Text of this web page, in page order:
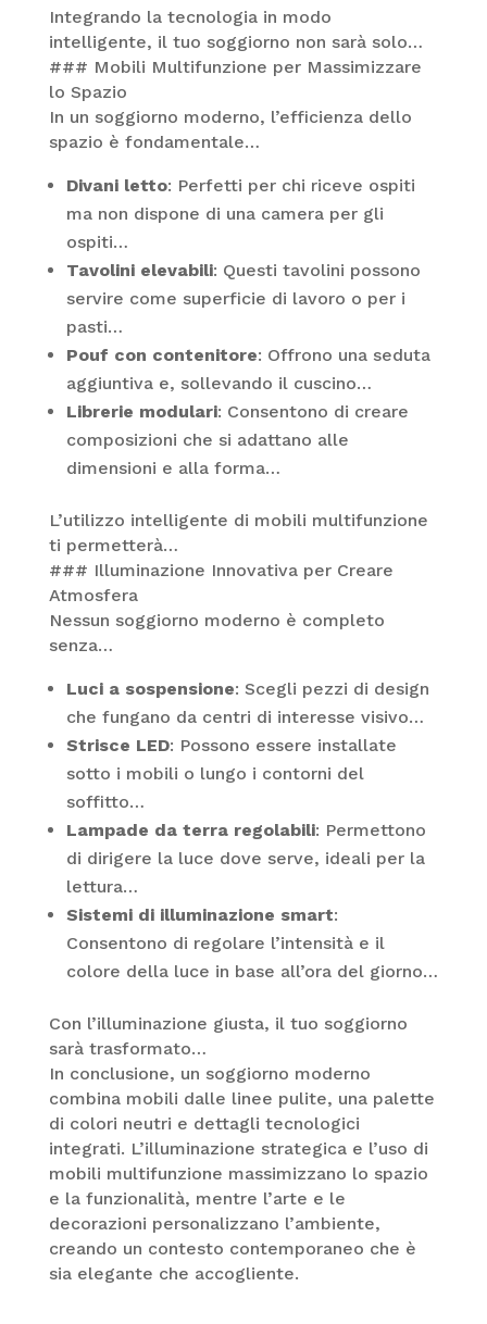
Integrando la tecnologia in modo
intelligente, il tuo soggiorno non sarà solo…
### Mobili Multifunzione per Massimizzare
lo Spazio
In un soggiorno moderno, l’efficienza dello
spazio è fondamentale…
Divani letto: Perfetti per chi riceve ospiti
ma non dispone di una camera per gli
ospiti…
Tavolini elevabili: Questi tavolini possono
servire come superficie di lavoro o per i
pasti…
Pouf con contenitore: Offrono una seduta
aggiuntiva e, sollevando il cuscino…
Librerie modulari: Consentono di creare
composizioni che si adattano alle
dimensioni e alla forma…
L’utilizzo intelligente di mobili multifunzione
ti permetterà…
### Illuminazione Innovativa per Creare
Atmosfera
Nessun soggiorno moderno è completo
senza…
Luci a sospensione: Scegli pezzi di design
che fungano da centri di interesse visivo…
Strisce LED: Possono essere installate
sotto i mobili o lungo i contorni del
soffitto…
Lampade da terra regolabili: Permettono
di dirigere la luce dove serve, ideali per la
lettura…
Sistemi di illuminazione smart:
Consentono di regolare l’intensità e il
colore della luce in base all’ora del giorno…
Con l’illuminazione giusta, il tuo soggiorno
sarà trasformato…
In conclusione, un soggiorno moderno
combina mobili dalle linee pulite, una palette
di colori neutri e dettagli tecnologici
integrati. L’illuminazione strategica e l’uso di
mobili multifunzione massimizzano lo spazio
e la funzionalità, mentre l’arte e le
decorazioni personalizzano l’ambiente,
creando un contesto contemporaneo che è
sia elegante che accogliente.